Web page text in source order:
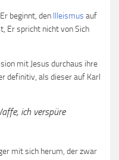
beginnt, den Illeismus auf
Er spricht nicht von Sich
mit Jesus durchaus ihre
definitiv, als dieser auf Karl
ich verspüre
mit sich herum, der zwar